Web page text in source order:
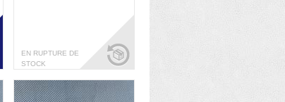
EN RUPTURE DE
STOCK